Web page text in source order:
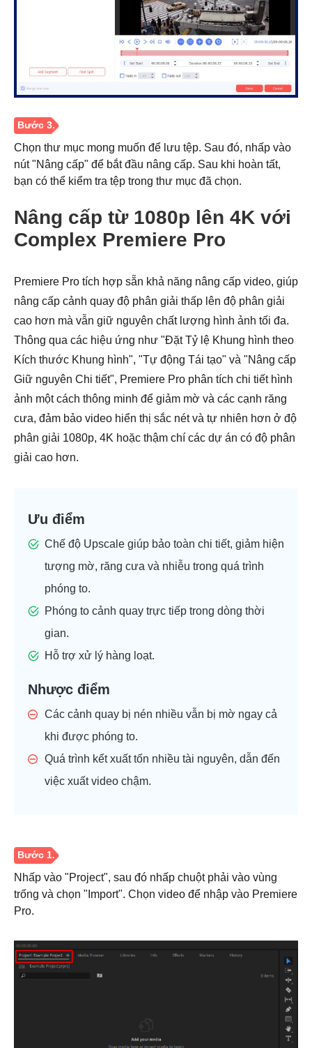
Bước 3.
Chọn thư mục mong muốn để lưu tệp. Sau đó, nhấp vào
nút "Nâng cấp" để bắt đầu nâng cấp. Sau khi hoàn tất,
bạn có thể kiểm tra tệp trong thư mục đã chọn.
Nâng cấp từ 1080p lên 4K với
Complex Premiere Pro
Premiere Pro tích hợp sẵn khả năng nâng cấp video, giúp
nâng cấp cảnh quay độ phân giải thấp lên độ phân giải
cao hơn mà vẫn giữ nguyên chất lượng hình ảnh tối đa.
Thông qua các hiệu ứng như "Đặt Tỷ lệ Khung hình theo
Kích thước Khung hình", "Tự động Tái tạo" và "Nâng cấp
Giữ nguyên Chi tiết", Premiere Pro phân tích chi tiết hình
ảnh một cách thông minh để giảm mờ và các cạnh răng
cưa, đảm bảo video hiển thị sắc nét và tự nhiên hơn ở độ
phân giải 1080p, 4K hoặc thậm chí các dự án có độ phân
giải cao hơn.
Ưu điểm
Chế độ Upscale giúp bảo toàn chi tiết, giảm hiện
tượng mờ, răng cưa và nhiễu trong quá trình
phóng to.
Phóng to cảnh quay trực tiếp trong dòng thời
gian.
Hỗ trợ xử lý hàng loạt.
Nhược điểm
Các cảnh quay bị nén nhiều vẫn bị mờ ngay cả
khi được phóng to.
Quá trình kết xuất tốn nhiều tài nguyên, dẫn đến
việc xuất video chậm.
Nhấp vào "Project", sau đó nhấp chuột phải vào vùng
trống và chọn "Import". Chọn video để nhập vào Premiere
Pro.